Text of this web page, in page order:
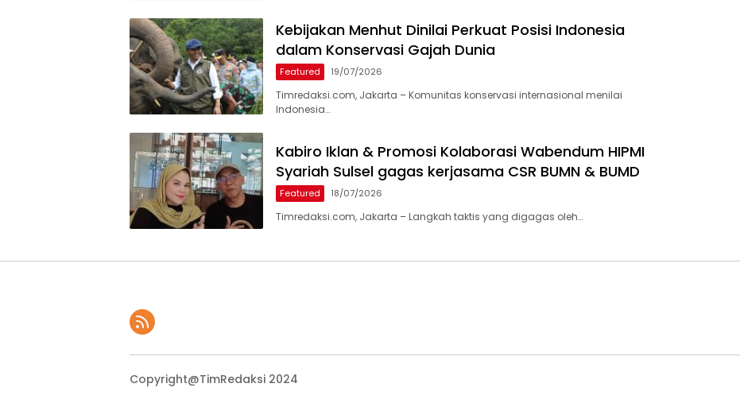
Kebijakan Menhut Dinilai Perkuat Posisi Indonesia
dalam Konservasi Gajah Dunia
Featured 19/07/2026
Timredaksi.com, Jakarta – Komunitas konservasi internasional menilai
Indonesia…
Kabiro Iklan & Promosi Kolaborasi Wabendum HIPMI
Syariah Sulsel gagas kerjasama CSR BUMN & BUMD
Featured 18/07/2026
Timredaksi.com, Jakarta – Langkah taktis yang digagas oleh…
Copyright@TimRedaksi 2024